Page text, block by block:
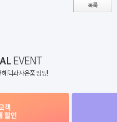
목록
EVENT
혜택과 사은품 팡팡!